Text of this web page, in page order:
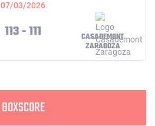
07/03/2026
113 - 111
CASADEMONT
ZARAGOZA
BOXSCORE